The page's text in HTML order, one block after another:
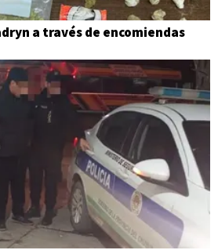
a través de encomiendas